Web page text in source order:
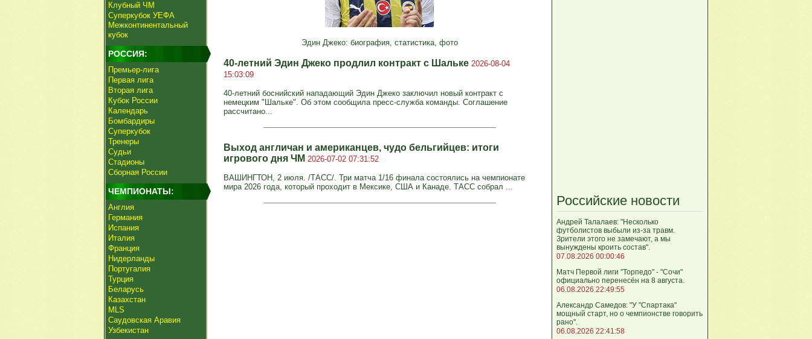
Клубный ЧМ
Суперкубок УЕФА
Межконтинентальный
кубок
РОССИЯ:
Премьер-лига
Первая лига
Вторая лига
Кубок России
Календарь
Бомбардиры
Суперкубок
Тренеры
Судьи
Стадионы
Сборная России
ЧЕМПИОНАТЫ:
Англия
Германия
Испания
Италия
Франция
Нидерланды
Португалия
Турция
Беларусь
Казахстан
MLS
Саудовская Аравия
Узбекистан
Эдин Джеко: биография, статистика, фото
40-летний Эдин Джеко продлил контракт с Шальке 2026-08-04
15:03:09
40-летний боснийский нападающий Эдин Джеко заключил новый контракт с
немецким "Шальке". Об этом сообщила пресс-служба команды. Соглашение
рассчитано...
Выход англичан и американцев, чудо бельгийцев: итоги
игрового дня ЧМ 2026-07-02 07:31:52
ВАШИНГТОН, 2 июля. /ТАСС/. Три матча 1/16 финала состоялись на чемпионате
мира 2026 года, который проходит в Мексике, США и Канаде. ТАСС собрал ...
Российские новости
Андрей Талалаев: "Несколько
футболистов выбыли из-за травм.
Зрители этого не замечают, а мы
вынуждены кроить состав".
07.08.2026 00:00:46
Матч Первой лиги "Торпедо" - "Сочи"
официально перенесён на 8 августа.
06.08.2026 22:49:55
Александр Самедов: "У "Спартака"
мощный старт, но о чемпионстве говорить
рано".
06.08.2026 22:41:58